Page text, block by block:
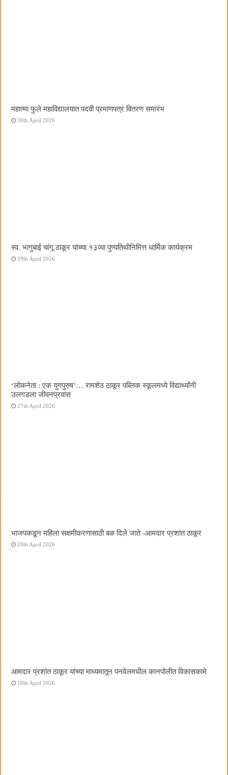
महात्मा फुले महाविद्यालयात पदवी प्रमाणपत्र वितरण समारंभ
30th April 2026
स्व. भागुबाई चांगू ठाकूर यांच्या १३व्या पुण्यतिथीनिमित्त धार्मिक कार्यक्रम
29th April 2026
‌‘लोकनेता : एक युगपुरुष‌’… रामशेठ ठाकूर पब्लिक स्कूलमध्ये विद्यार्थ्यांनी
उलगडला जीवनप्रवास
27th April 2026
भाजपकडून महिला सक्षमीकरणासाठी बळ दिले जाते -आमदार प्रशांत ठाकूर
20th April 2026
आमदार प्रशांत ठाकूर यांच्या माध्यमातून पनवेलमधील कानपोलीत विकासकामे
18th April 2026